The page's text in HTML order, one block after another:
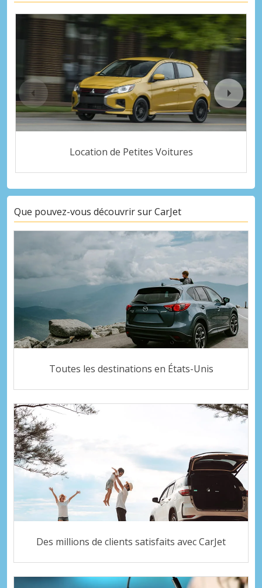
Location de Petites Voitures
Que pouvez-vous découvrir sur CarJet
Toutes les destinations en États-Unis
Des millions de clients satisfaits avec CarJet